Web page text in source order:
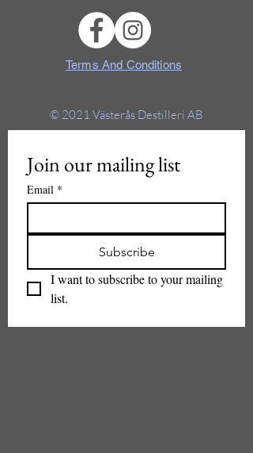
Terms And Conditions
© 2021 Västerås Destilleri AB
Join our mailing list
Email *
Subscribe
I want to subscribe to your mailing
list.